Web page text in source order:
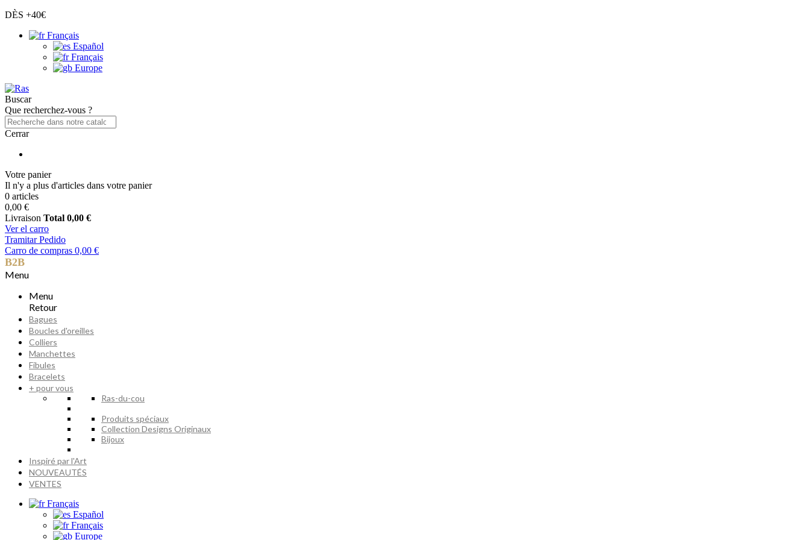
DÈS +40€
Français
Español
Français
Europe
Buscar
Que recherchez-vous ?
Cerrar
Votre panier
Il n'y a plus d'articles dans votre panier
0 articles
0,00 €
Livraison Total 0,00 €
Ver el carro
Tramitar Pedido
Carro de compras 0,00 €
B2B
Menu
Menu
Retour
Bagues
Boucles d'oreilles
Colliers
Manchettes
Fibules
Bracelets
+ pour vous
Ras-du-cou
Produits spéciaux
Collection Designs Originaux
Bijoux
Inspiré par l'Art
NOUVEAUTÉS
VENTES
Français
Español
Français
Europe